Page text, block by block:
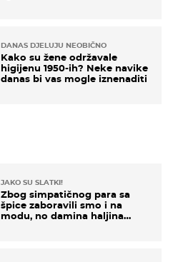
DANAS DJELUJU NEOBIČNO
Kako su žene održavale
higijenu 1950-ih? Neke navike
danas bi vas mogle iznenaditi
JAKO SU SLATKI!
Zbog simpatičnog para sa
špice zaboravili smo i na
modu, no damina haljina